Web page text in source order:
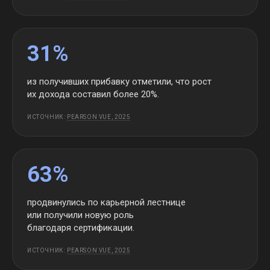
31%
из получивших прибавку отметили, что рост
их дохода составил более 20%.
ИСТОЧНИК: PEARSON VUE, 2025
63%
продвинулись по карьерной лестнице
или получили новую роль
благодаря сертификации.
ИСТОЧНИК: PEARSON VUE, 2025